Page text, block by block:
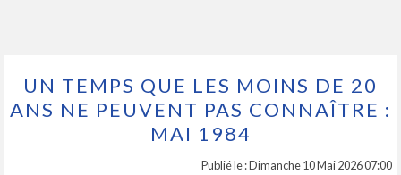
UN TEMPS QUE LES MOINS DE 20
ANS NE PEUVENT PAS CONNAÎTRE :
MAI 1984
Publié le : Dimanche 10 Mai 2026 07:00